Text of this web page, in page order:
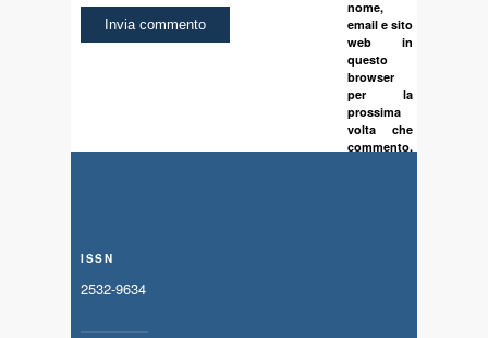
nome,
email e sito
web in
questo
browser
per la
prossima
volta che
commento.
ISSN
2532-9634